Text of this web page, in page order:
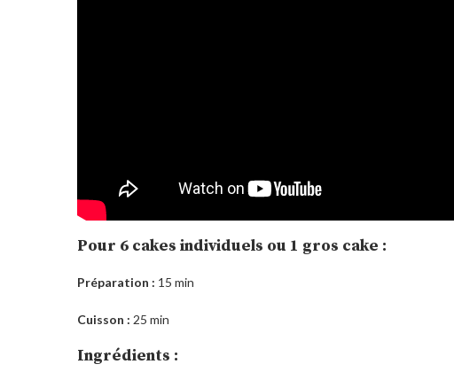
Pour 6 cakes individuels ou 1 gros cake :
Préparation : 15 min
Cuisson : 25 min
Ingrédients :